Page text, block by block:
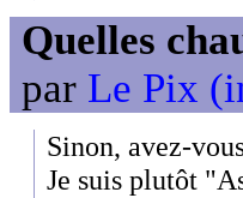
Quelles
par Le Pix
Sinon, avez-
Je suis plutôt